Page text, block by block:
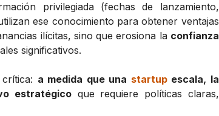
privilegiada (fechas de lanzamiento,
ese conocimiento para obtener ventajas
ilícitas, sino que erosiona la confianza
significativos.
a medida que una startupescala, la
estratégico que requiere políticas claras,